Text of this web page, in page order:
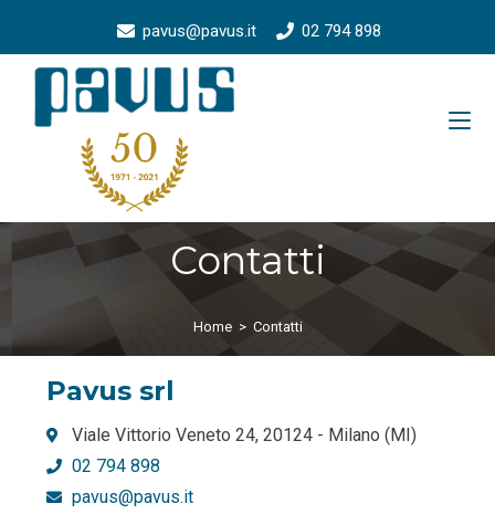
pavus@pavus.it 02 794 898
Contatti
Home > Contatti
Pavus srl
Viale Vittorio Veneto 24, 20124 - Milano (MI)
02 794 898
pavus@pavus.it